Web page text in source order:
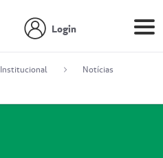
Login
Institucional
Notícias